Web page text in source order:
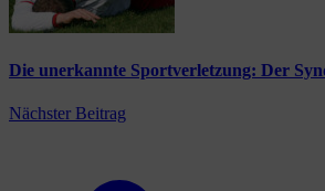
Die unerkannte Sportverletzung: Der
Nächster Beitrag